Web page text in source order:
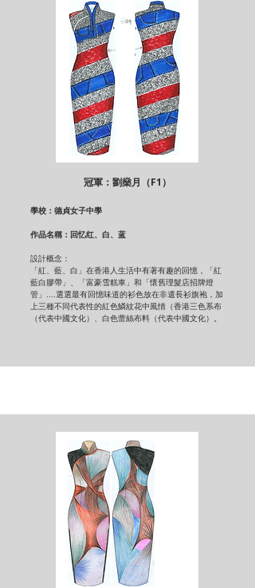
冠軍：劉燊月（F1）
學校：德貞女子中學
作品名稱：回忆红、白、蓝
設計概念：
「紅、藍、白」在香港人生活中有著有趣的回憶，「紅
藍白膠帶」、「富豪雪糕車」和「懷舊理髮店招牌燈
管」....選選最有回憶味道的衫色放在非遺長衫旗袍，加
上三種不同代表性的紅色鱗紋花中風情（香港三色系布
（代表中國文化）、白色蕾絲布料（代表中國文化）。